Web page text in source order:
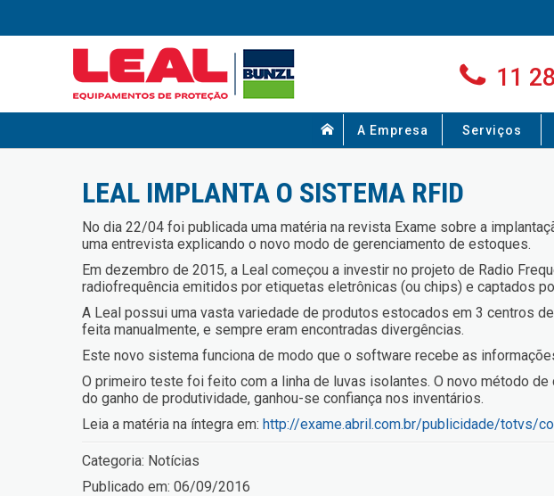
11
A Empresa Serviços
LEAL IMPLANTA O SISTEMA RFID
No dia 22/04 foi publicada uma matéria na revista Exame sobre a
uma entrevista explicando o novo modo de gerenciamento de estoques.
Em dezembro de 2015, a Leal começou a investir no projeto de Radio
radiofrequência emitidos por etiquetas eletrônicas (ou chips) e captados
A Leal possui uma vasta variedade de produtos estocados em 3 centros
feita manualmente, e sempre eram encontradas divergências.
Este novo sistema funciona de modo que o software recebe as
O primeiro teste foi feito com a linha de luvas isolantes. O novo método
do ganho de produtividade, ganhou-se confiança nos inventários.
Leia a matéria na íntegra em: http://exame.abril.com.br/publicidade/totvs/
Categoria: Notícias
Publicado em: 06/09/2016